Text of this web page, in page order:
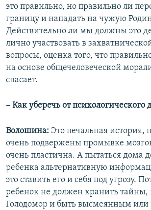
это правильно, но правильно ли
границу и нападать на чужую
Действительно ли мы должны это
лично участвовать в
вопросы, оценка того, что
на основе общечеловеческой
спасает.
– Как уберечь от психологического
Волошина: Это печальная история,
очень подвержены промывке
очень пластична. А пытаться дома
ребенка альтернативную
это ставить его и себя под угрозу.
ребенок не должен хранить
Голодомор и быть высмеянным